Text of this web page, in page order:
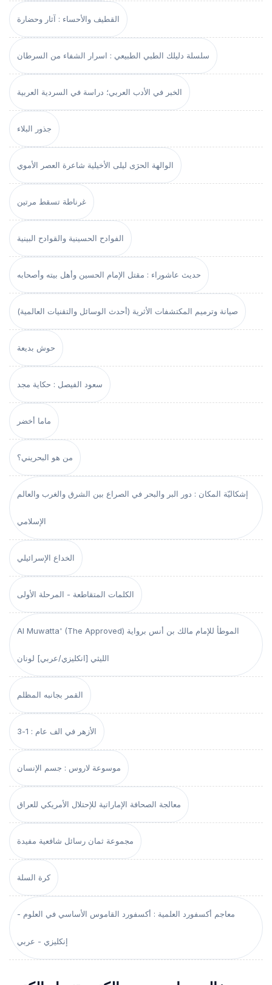
القطيف والأحساء : آثار وحضارة
سلسلة دليلك الطبي الطبيعي : اسرار الشفاء من السرطان
الخبر في الأدب العربي؛ دراسة في السردية العربية
جذور البلاء
الوالهة الحرَى ليلى الأخيلية شاعرة العصر الأموي
غرناطة تسقط مرتين
الفوادح الحسينية والقوادح البينية
حديث عاشوراء : مقتل الإمام الحسين وأهل بيته وأصحابه
صيانة وترميم المكتشفات الأثرية (أحدث الوسائل والتقنيات العالمية)
حوش بديعة
سعود الفيصل : حكاية مجد
ماما أخضر
من هو البحريني؟
إشكاليّة المكان : دور البر والبحر في الصراع بين الشرق والغرب والعالم
الإسلامي
الخداع الإسرائيلي
الكلمات المتقاطعة - المرحلة الأولى
Al Muwatta' (The Approved) الموطأ للإمام مالك بن أنس برواية
الليثي [انكليزي/عربي] لونان
القمر بجانبه المظلم
الأزهر في الف عام : 1-3
موسوعة لاروس : جسم الإنسان
معالجة الصحافة الإماراتية للإحتلال الأمريكي للعراق
مجموعة ثمان رسائل شافعية مفيدة
كرة السلة
معاجم أكسفورد العلمية : أكسفورد القاموس الأساسي في العلوم -
إنكليزي - عربي